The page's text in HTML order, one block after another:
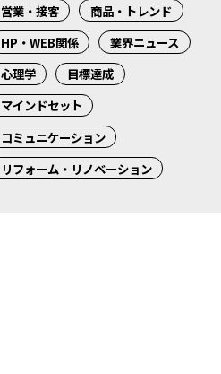
営業・接客
商品・トレンド
HP・WEB関係
業界ニュース
心理学
目標達成
マインドセット
コミュニケーション
リフォーム・リノベーション